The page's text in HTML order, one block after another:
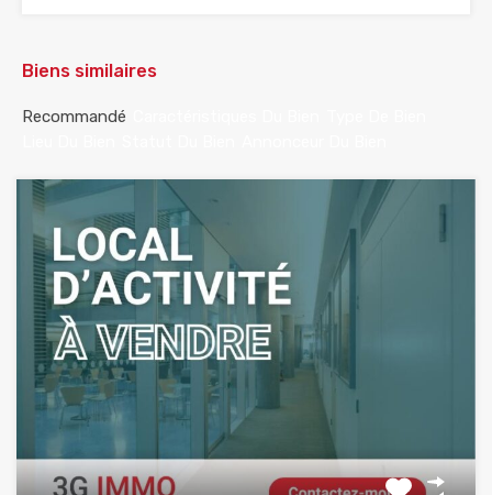
Biens similaires
Recommandé